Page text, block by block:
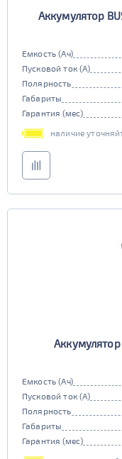
Аккумулятор
Емкость (Ач)
Пусковой ток (А)
Полярность
Габариты
Гарантия (мес)
наличие
Аккумулятор
Емкость (Ач)
Пусковой ток (А)
Полярность
Габариты
Гарантия (мес)